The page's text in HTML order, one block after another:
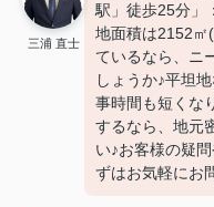
三浦 直士
駅」徒歩25分」
地面積は2152㎡
ているなら、ニ
しょうか♪平坦
事時間も短くな
するなら、地元
い♪お客様の疑
ずはお気軽にお